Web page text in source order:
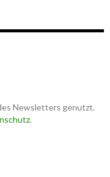
Newsletters genutzt.
.